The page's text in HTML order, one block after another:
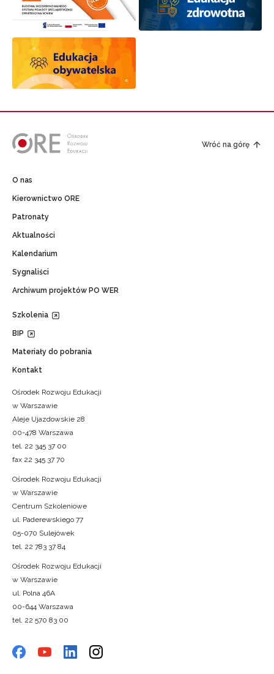
Wróć na górę
O nas
Kierownictwo ORE
Patronaty
Aktualności
Kalendarium
Sygnaliści
Archiwum projektów PO WER
Szkolenia
BIP
Materiały do pobrania
Kontakt
Ośrodek Rozwoju Edukacji
w Warszawie
Aleje Ujazdowskie 28
00-478 Warszawa
tel. 22 345 37 00
fax 22 345 37 70
Ośrodek Rozwoju Edukacji
w Warszawie
Centrum Szkoleniowe
ul. Paderewskiego 77
05-070 Sulejówek
tel. 22 783 37 84
Ośrodek Rozwoju Edukacji
w Warszawie
ul. Polna 46A
00-644 Warszawa
tel. 22 570 83 00